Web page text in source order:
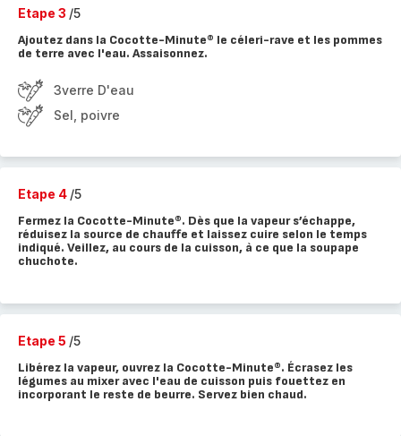
Etape 3 /5
Ajoutez dans la Cocotte-Minute® le céleri-rave et les pommes
de terre avec l'eau. Assaisonnez.
3verre D'eau
Sel, poivre
Etape 4 /5
Fermez la Cocotte-Minute®. Dès que la vapeur s’échappe,
réduisez la source de chauffe et laissez cuire selon le temps
indiqué. Veillez, au cours de la cuisson, à ce que la soupape
chuchote.
Etape 5 /5
Libérez la vapeur, ouvrez la Cocotte-Minute®. Écrasez les
légumes au mixer avec l'eau de cuisson puis fouettez en
incorporant le reste de beurre. Servez bien chaud.